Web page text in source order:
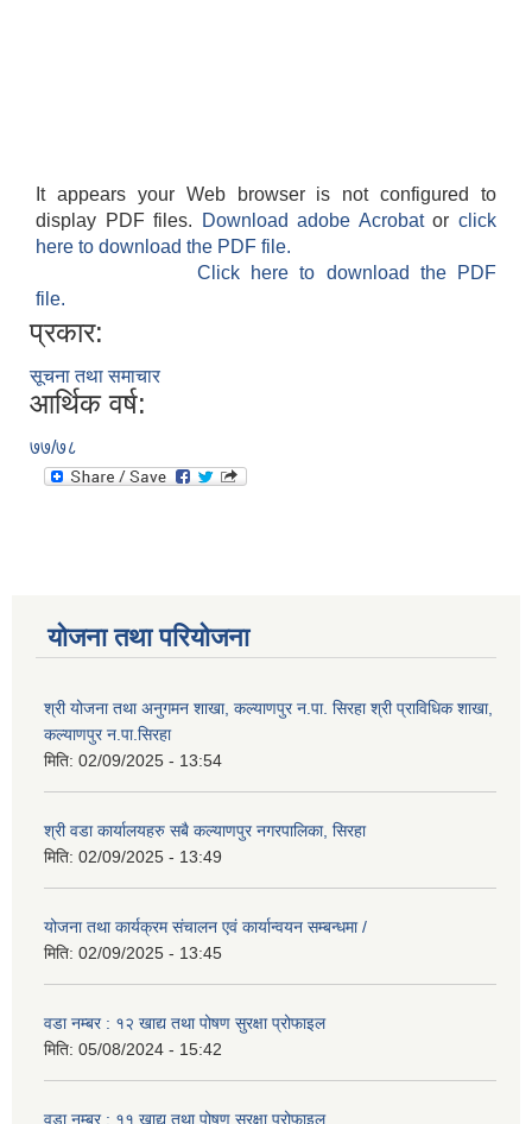
It appears your Web browser is not configured to
display PDF files.
Download adobe Acrobatorclick
here to download the PDF file.
Click here to download the PDF
file.
प्रकार:
सूचना तथा समाचार
आर्थिक वर्ष:
७७/७८
योजना तथा परियोजना
श्री योजना तथा अनुगमन शाखा, कल्याणपुर न.पा. सिरहा श्री प्राविधिक शाखा,
कल्याणपुर न.पा.सिरहा
मिति: 02/09/2025 - 13:54
श्री वडा कार्यालयहरु सबै कल्याणपुर नगरपालिका, सिरहा
मिति: 02/09/2025 - 13:49
योजना तथा कार्यक्रम संचालन एवं कार्यान्वयन सम्बन्धमा /
मिति: 02/09/2025 - 13:45
वडा नम्बर : १२ खाद्य तथा पोषण सुरक्षा प्रोफाइल
मिति: 05/08/2024 - 15:42
वडा नम्बर : ११ खाद्य तथा पोषण सुरक्षा प्रोफाइल